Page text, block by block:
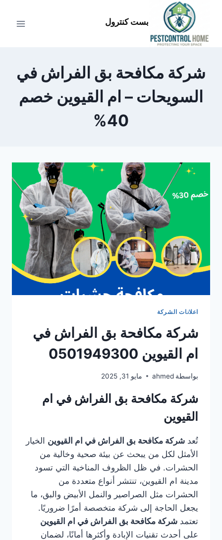
المحتوى
بست كنترول
شركة مكافحة بق الفراش في
السويحات – ام القيوين خصم
40%
اعلانات الشركة
شركة مكافحة بق الفراش في
ام القيوين 0501949300
بواسطة ahmed مايو 31, 2025
شركة مكافحة بق الفراش في ام
القيوين
تُعد شركة مكافحة بق الفراش في ام القيوين الخيار
الأمثل لكل من يبحث عن بيئة صحية وخالية من
الحشرات. في ظل الظروف المناخية التي تسود
مدينة ام القيوين، تنتشر أنواع متعددة من
الحشرات مثل الصراصير والنمل الأبيض والبق، ما
يجعل الحاجة إلى شركة متخصصة أمرًا ضروريًا.
تعتمد شركة مكافحة بق الفراش في ام القيوين
على أحدث تقنيات الإبادة وأكثرها أمانًا، لضمان